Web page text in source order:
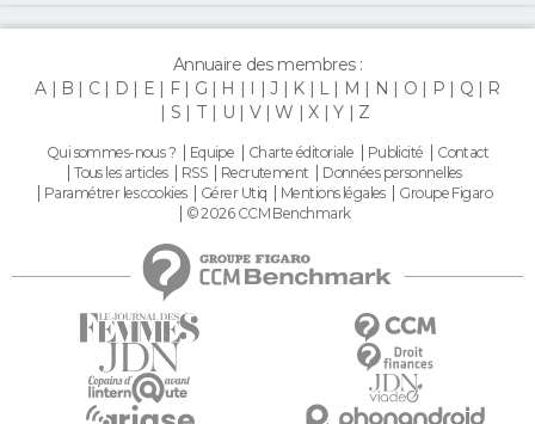
Annuaire des membres :
A
B C D E F G H I J K L M N O P Q
R
S
T U V W X Y Z
Qui sommes-nous ? Equipe Charte éditoriale Publicité
Contact
Tous les articles
RSS Recrutement
Données personnelles
Paramétrer les cookies
Gérer Utiq Mentions légales
Groupe Figaro
© 2026 CCM Benchmark